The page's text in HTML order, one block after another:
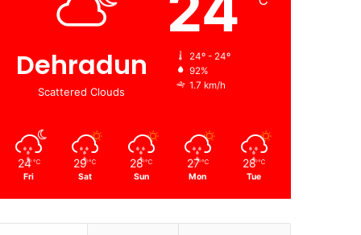
Dehradun
Scattered Clouds
24º - 24º
92%
1.7 km/h
24 ℃
Fri
29 ℃
Sat
28 ℃
Sun
27 ℃
Mon
28 ℃
Tue